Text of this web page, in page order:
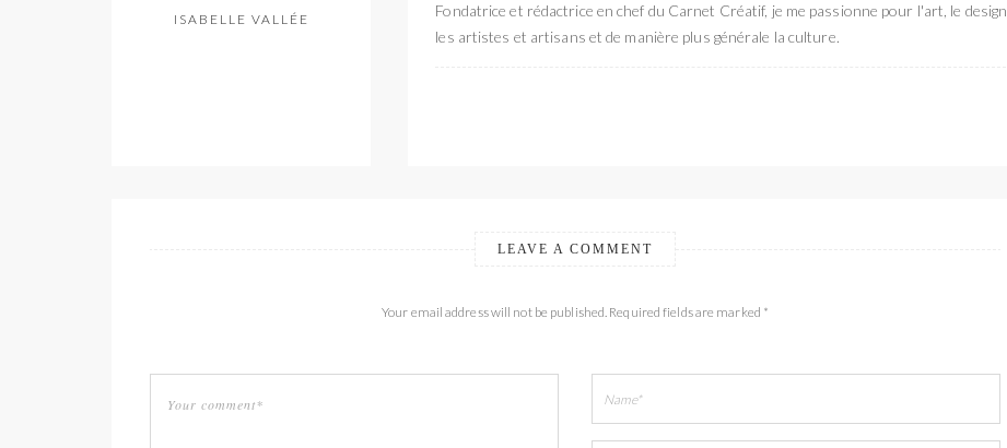
ISABELLE VALLÉE
Fondatrice et rédactrice en chef du Carnet Créatif, je me passionne pour l'art, le design,
les artistes et artisans et de manière plus générale la culture.
LEAVE A COMMENT
Your email address will not be published. Required fields are marked *